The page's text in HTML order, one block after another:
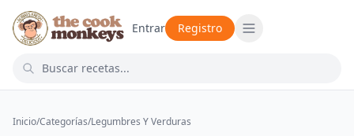
Entrar Registro
Inicio/Categorías/Legumbres Y Verduras